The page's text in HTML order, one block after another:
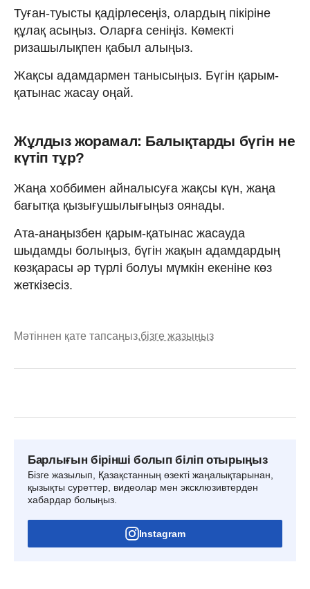
Туған-туысты қадірлесеңіз, олардың пікіріне
құлақ асыңыз. Оларға сеніңіз. Көмекті
ризашылықпен қабыл алыңыз.
Жақсы адамдармен танысыңыз. Бүгін қарым-
қатынас жасау оңай.
Жұлдыз жорамал: Балықтарды бүгін не
күтіп тұр?
Жаңа хоббимен айналысуға жақсы күн, жаңа
бағытқа қызығушылығыңыз оянады.
Ата-анаңызбен қарым-қатынас жасауда
шыдамды болыңыз, бүгін жақын адамдардың
көзқарасы әр түрлі болуы мүмкін екеніне көз
жеткізесіз.
Мәтіннен қате тапсаңыз,бізге жазыңыз
Барлығын бірінші болып біліп отырыңыз
Бізге жазылып, Қазақстанның өзекті жаңалықтарынан,
қызықты суреттер, видеолар мен эксклюзивтерден
хабардар болыңыз.
Instagram